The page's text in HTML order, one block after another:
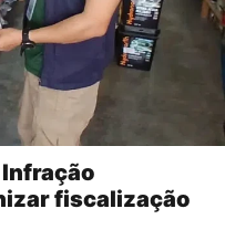
fiscalização